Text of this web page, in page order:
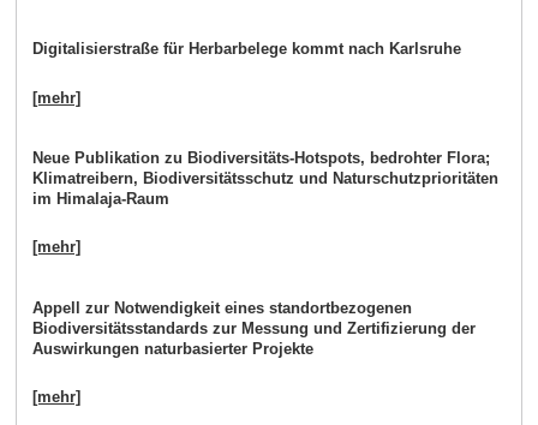
Digitalisierstraße für Herbarbelege kommt nach Karlsruhe
[mehr]
Neue Publikation zu Biodiversitäts-Hotspots, bedrohter Flora;
Klimatreibern, Biodiversitätsschutz und Naturschutzprioritäten
im Himalaja-Raum
[mehr]
Appell zur Notwendigkeit eines standortbezogenen
Biodiversitätsstandards zur Messung und Zertifizierung der
Auswirkungen naturbasierter Projekte
[mehr]